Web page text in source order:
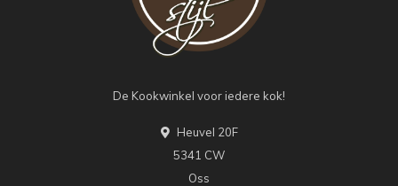
De Kookwinkel voor iedere kok!
Heuvel 20F
5341 CW
Oss